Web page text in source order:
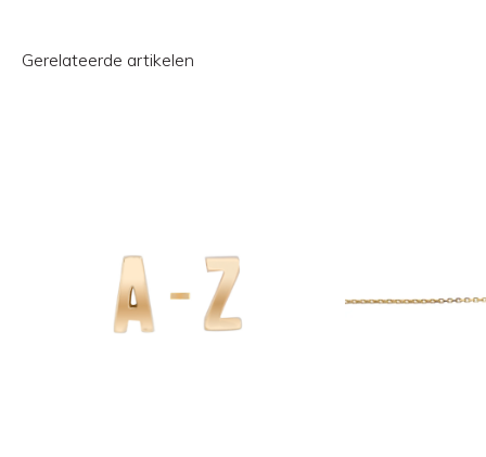
Gerelateerde artikelen